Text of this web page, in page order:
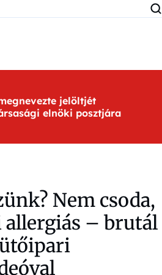
jelöltjét
elnöki posztjára
Nem csoda,
– brutál